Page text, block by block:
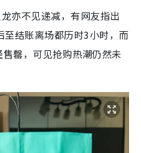
亦不见递减，有网友指出
至结账离场都历时3小时，而
罄，可见抢购热潮仍然未